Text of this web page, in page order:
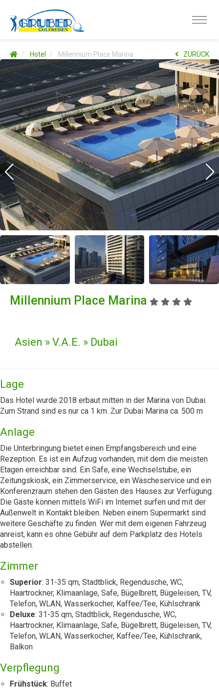
Hotel Millennium Place Marina ZURÜCK
Millennium Place Marina
Asien » V.A.E. » Dubai
Lage
Das Hotel wurde 2018 erbaut mitten in der Marina von Dubai.
Zum Strand sind es nur ca 1 km. Zur Dubai Marina ca. 500 m
Anlage
Die Unterbringung bietet einen Empfangsbereich und eine
Rezeption. Es ist ein Aufzug vorhanden, mit dem die meisten
Etagen erreichbar sind. Ein Safe, eine Wechselstube, ein
Zeitungskiosk, ein Zimmerservice, ein Wäscheservice und ein
Konferenzraum stehen den Gästen des Hauses zur Verfügung.
Die Gäste können mittels WiFi im Internet surfen und mit der
Außenwelt in Kontakt bleiben. Neben einem Supermarkt sind
weitere Geschäfte zu finden. Wer mit dem eigenen Fahrzeug
anreist, kann es ohne Gebühr auf dem Parkplatz des Hotels
abstellen.
Zimmer
Superior: 31-35 qm, Stadtblick, Regendusche, WC,
Haartrockner, Klimaanlage, Safe, Bügelbrett, Bügeleisen, TV,
Telefon, WLAN, Wasserkocher, Kaffee/Tee, Kühlschrank
Deluxe: 31-35 qm, Stadtblick, Regendusche, WC,
Haartrockner, Klimaanlage, Safe, Bügelbrett, Bügeleisen, TV,
Telefon, WLAN, Wasserkocher, Kaffee/Tee, Kühlschrank,
Balkon
Verpflegung
Frühstück: Buffet